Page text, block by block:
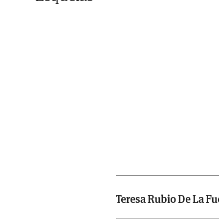
Teresa Rubio De La